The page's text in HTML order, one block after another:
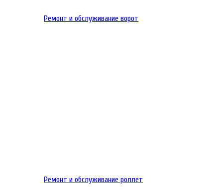
Ремонт и обслуживание ворот
Ремонт и обслуживание роллет